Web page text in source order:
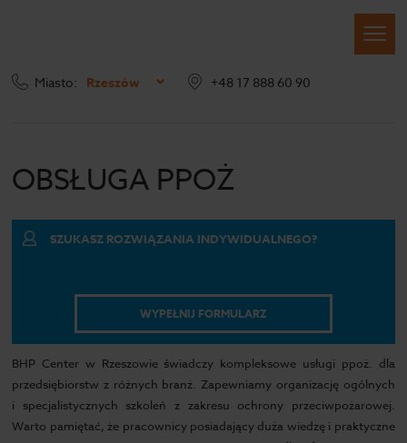
Miasto: Rzeszów +48 17 888 60 90
OBSŁUGA PPOŻ
SZUKASZ ROZWIĄZANIA INDYWIDUALNEGO?
WYPEŁNIJ FORMULARZ
BHP Center w Rzeszowie świadczy kompleksowe usługi ppoż. dla
przedsiębiorstw z różnych branż. Zapewniamy organizację ogólnych
i specjalistycznych szkoleń z zakresu ochrony przeciwpożarowej.
Warto pamiętać, że pracownicy posiadający duża wiedzę i praktyczne